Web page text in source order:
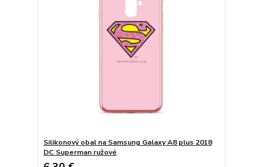
Silikonový obal na Samsung Galaxy A8 plus 2018
DC Superman ružové